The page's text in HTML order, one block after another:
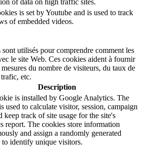
of data on high traffic sites.
is set by Youtube and is used to track
of embedded videos.
utilisés pour comprendre comment les
le site Web. Ces cookies aident à fournir
du nombre de visiteurs, du taux de
etc.
Description
is installed by Google Analytics. The
used to calculate visitor, session, campaign
keep track of site usage for the site's
report. The cookies store information
and assign a randomly generated
to identify unique visitors.